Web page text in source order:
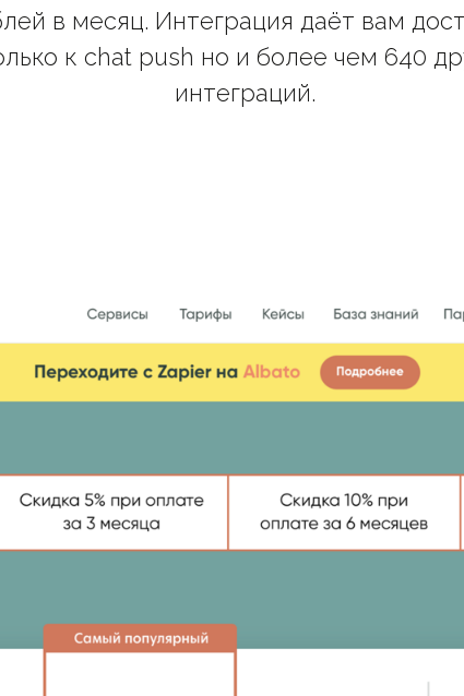
в месяц. Интеграция даёт вам
к chat push но и более чем 640
интеграций.